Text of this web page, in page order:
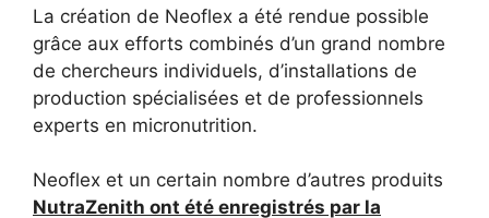
La création de Neoflex a été rendue possible
grâce aux efforts combinés d’un grand nombre
de chercheurs individuels, d’installations de
production spécialisées et de professionnels
experts en micronutrition.
Neoflex et un certain nombre d’autres produits
NutraZenith ont été enregistrés par la